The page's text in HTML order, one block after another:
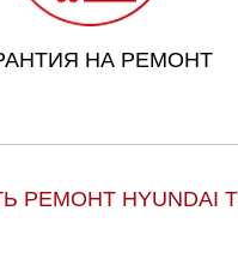
НА РЕМОНТ
РЕМОНТ HYUNDAI